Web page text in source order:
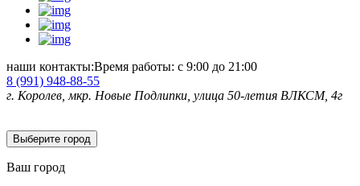
наши контакты:Время работы: с 9:00 до 21:00
8 (991) 948-88-55
г. Королев, мкр. Новые Подлипки, улица 50-летия ВЛКСМ, 4г
Выберите город
Ваш город